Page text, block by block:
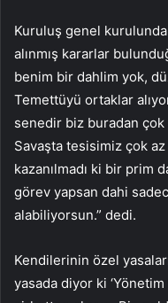
Kuruluş genel
alınmış kararlar
benim bir dahlim yok,
Temettüyü ortaklar
senedir biz buradan çok
Savaşta tesisimiz çok
kazanılmadı ki bir prim
görev yapsan dahi
alabiliyorsun.” dedi.
Kendilerinin özel
yasada diyor ki